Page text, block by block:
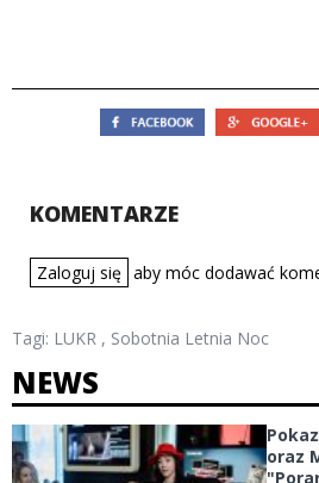
KOMENTARZE
Zaloguj się aby móc dodawać
Tagi: LUKR , Sobotnia Letnia Noc
NEWS
oraz